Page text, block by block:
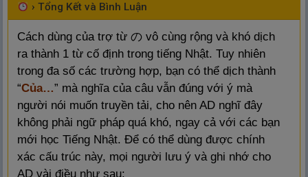
›Tổng Kết và Bình Luận
Cách dùng của trợ từ の vô cùng rộng và khó dịch
ra thành 1 từ cố định trong tiếng Nhật. Tuy nhiên
trong đa số các trường hợp, bạn có thể dịch thành
“Của…” mà nghĩa của câu vẫn đúng với ý mà
người nói muốn truyền tải, cho nên AD nghĩ đây
không phải ngữ pháp quá khó, ngay cả với các bạn
mới học Tiếng Nhật. Để có thể dùng được chính
xác cấu trúc này, mọi người lưu ý và ghi nhớ cho
AD vài điều như sau: